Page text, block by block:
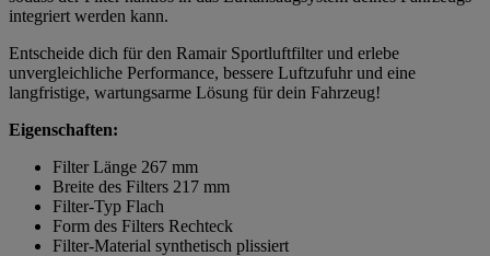
integriert werden kann.
Entscheide dich für den Ramair Sportluftfilter und erlebe
unvergleichliche Performance, bessere Luftzufuhr und eine
langfristige, wartungsarme Lösung für dein Fahrzeug!
Eigenschaften:
Filter Länge 267 mm
Breite des Filters 217 mm
Filter-Typ Flach
Form des Filters Rechteck
Filter-Material synthetisch plissiert